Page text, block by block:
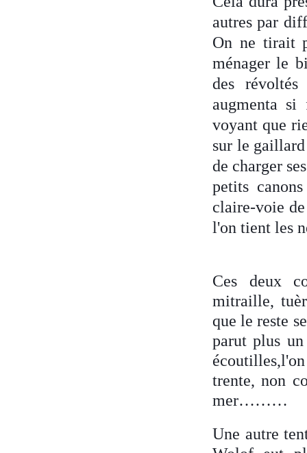
autres par
On ne tirait
ménager le
des révoltés
augmenta
voyant que
sur le
de charger
petits
claire-voie
l'on tient les
Ces deux
mitraille,
que le reste
parut plus
trente, non
mer………
Une autre